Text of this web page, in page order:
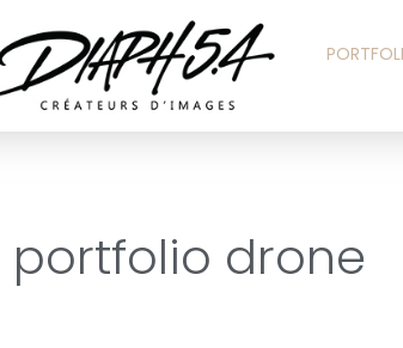
portfolio drone